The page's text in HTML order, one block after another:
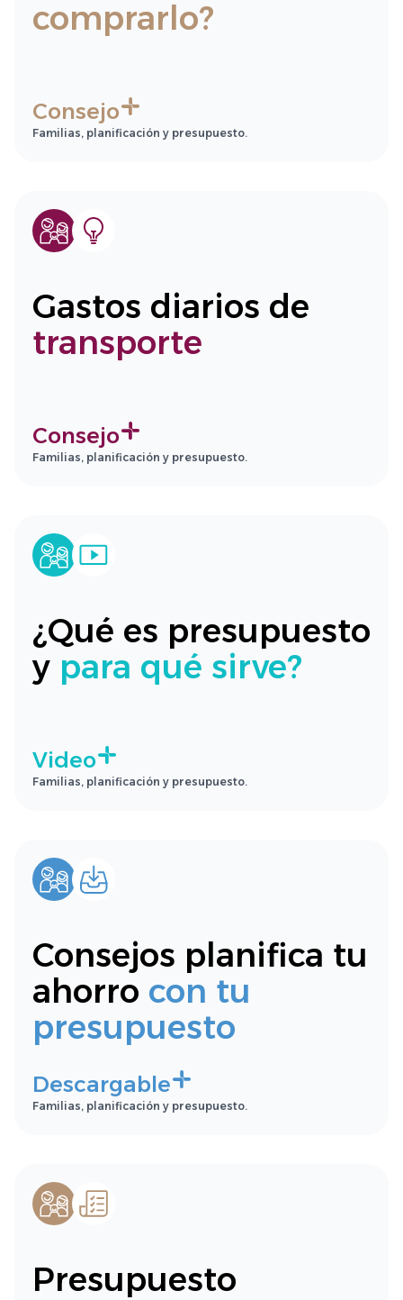
comprarlo?
Consejo
Familias, planificación y presupuesto.
Gastos diarios de
transporte
Consejo
Familias, planificación y presupuesto.
¿Qué es presupuesto
y para qué sirve?
Video
Familias, planificación y presupuesto.
Consejos planifica tu
ahorro con tu
presupuesto
Descargable
Familias, planificación y presupuesto.
Presupuesto